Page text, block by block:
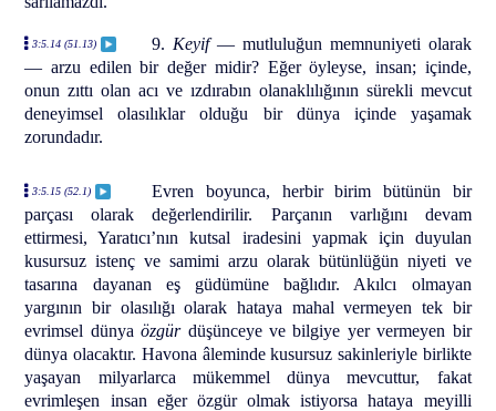
3:5.14 (51.13) 9. Keyif— mutluluğun memnuniyeti olarak
— arzu edilen bir değer midir? Eğer öyleyse, insan; içinde,
onun zıttı olan acı ve ızdırabın olanaklılığının sürekli mevcut
deneyimsel olasılıklar olduğu bir dünya içinde yaşamak
zorundadır.
3:5.15 (52.1)
Evren boyunca, herbir birim bütünün bir
parçası olarak değerlendirilir. Parçanın varlığını devam
ettirmesi, Yaratıcı’nın kutsal iradesini yapmak için duyulan
kusursuz istenç ve samimi arzu olarak bütünlüğün niyeti ve
tasarına dayanan eş güdümüne bağlıdır. Akılcı olmayan
yargının bir olasılığı olarak hataya mahal vermeyen tek bir
evrimsel dünyaözgürdüşünceye ve bilgiye yer vermeyen bir
dünya olacaktır. Havona âleminde kusursuz sakinleriyle birlikte
yaşayan milyarlarca mükemmel dünya mevcuttur, fakat
evrimleşen insan eğer özgür olmak istiyorsa hataya meyilli